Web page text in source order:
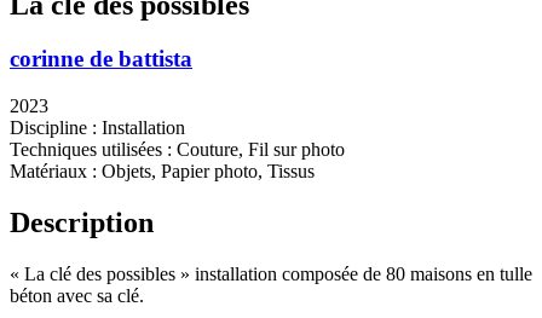
corinne de battista
2023
Discipline : Installation
Techniques utilisées : Couture, Fil sur photo
Matériaux : Objets, Papier photo, Tissus
Description
« La clé des possibles » installation composée de 80 maisons en tulle
béton avec sa clé.